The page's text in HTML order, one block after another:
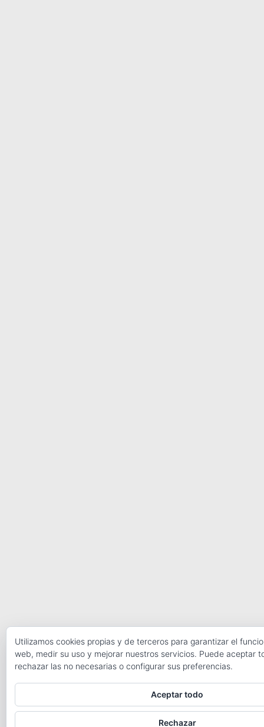
Utilizamos cookies propias y de terceros para garantizar el
web, medir su uso y mejorar nuestros servicios. Puede aceptar
rechazar las no necesarias o configurar sus preferencias.
Aceptar todo
Rechazar